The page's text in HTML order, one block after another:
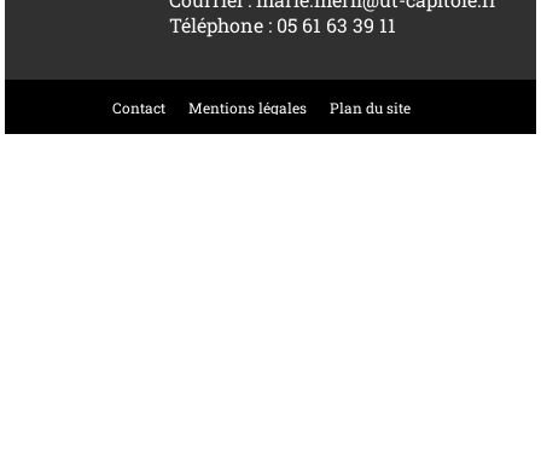
Téléphone : 05 61 63 39 11
Contact Mentions légales Plan du site